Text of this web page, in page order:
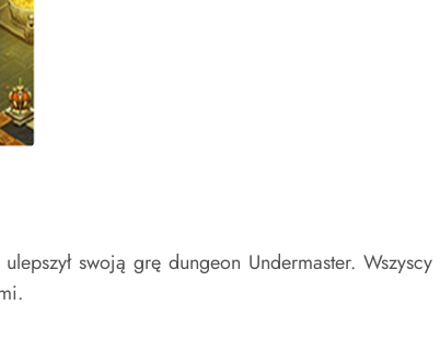
swoją grę dungeon Undermaster.